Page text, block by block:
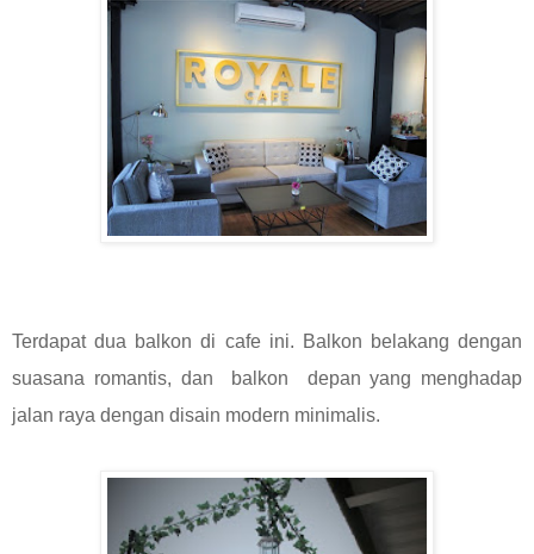
Terdapat dua balkon di cafe ini. Balkon belakang dengan
suasana romantis, dan balkon depan yang menghadap
jalan raya dengan disain modern minimalis.